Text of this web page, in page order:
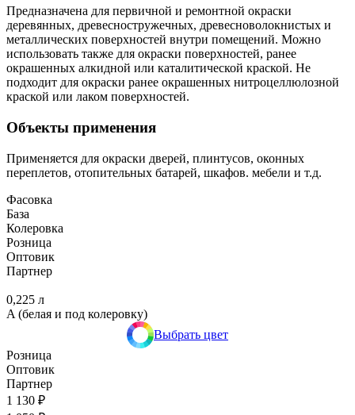
Предназначена для первичной и ремонтной окраски
деревянных, древесностружечных, древесноволокнистых и
металлических поверхностей внутри помещений. Можно
использовать также для окраски поверхностей, ранее
окрашенных алкидной или каталитической краской. Не
подходит для окраски ранее окрашенных нитроцеллюлозной
краской или лаком поверхностей.
Объекты применения
Применяется для окраски дверей, плинтусов, оконных
переплетов, отопительных батарей, шкафов. мебели и т.д.
Фасовка
База
Колеровка
Розница
Оптовик
Партнер
0,225 л
A (белая и под колеровку)
Выбрать цвет
Розница
Оптовик
Партнер
1 130 ₽